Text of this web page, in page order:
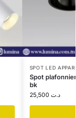
SPOT LED
Spot
bk
د.ت